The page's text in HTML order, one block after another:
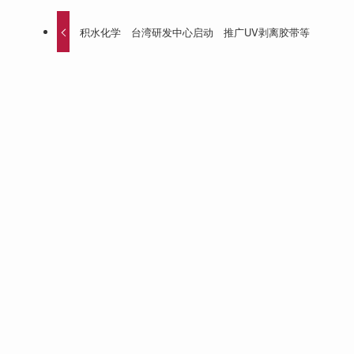
积水化学 台湾研发中心启动 推广UV剥离胶带等